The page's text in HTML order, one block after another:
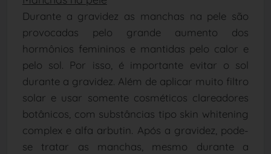
Durante a gravidez as manchas na pele são
provocadas pelo grande aumento dos
hormônios femininos e mantidas pelo calor e
pelo sol. Por isso, é importante evitar o sol
durante a gravidez. Além de aplicar muito filtro
solar e usar somente cosméticos clareadores
botânicos, com substâncias tipo skin whitening
complex e alfa arbutin. Após a gravidez, pode-
se tratar as manchas, mesmo durante a